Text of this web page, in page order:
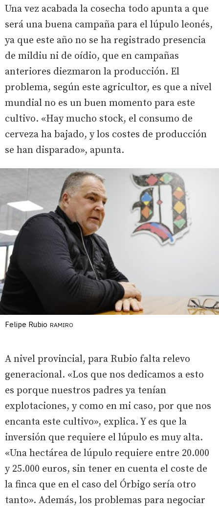
Una vez acabada la cosecha todo apunta a que
será una buena campaña para el lúpulo leonés,
ya que este año no se ha registrado presencia
de mildiu ni de oídio, que en campañas
anteriores diezmaron la producción. El
problema, según este agricultor, es que a nivel
mundial no es un buen momento para este
cultivo. «Hay mucho stock, el consumo de
cerveza ha bajado, y los costes de producción
se han disparado», apunta.
Felipe Rubio RAMIRO
A nivel provincial, para Rubio falta relevo
generacional. «Los que nos dedicamos a esto
es porque nuestros padres ya tenían
explotaciones, y como en mi caso, por que nos
encanta este cultivo», explica. Y es que la
inversión que requiere el lúpulo es muy alta.
«Una hectárea de lúpulo requiere entre 20.000
y 25.000 euros, sin tener en cuenta el coste de
la finca que en el caso del Órbigo sería otro
tanto». Además, los problemas para negociar